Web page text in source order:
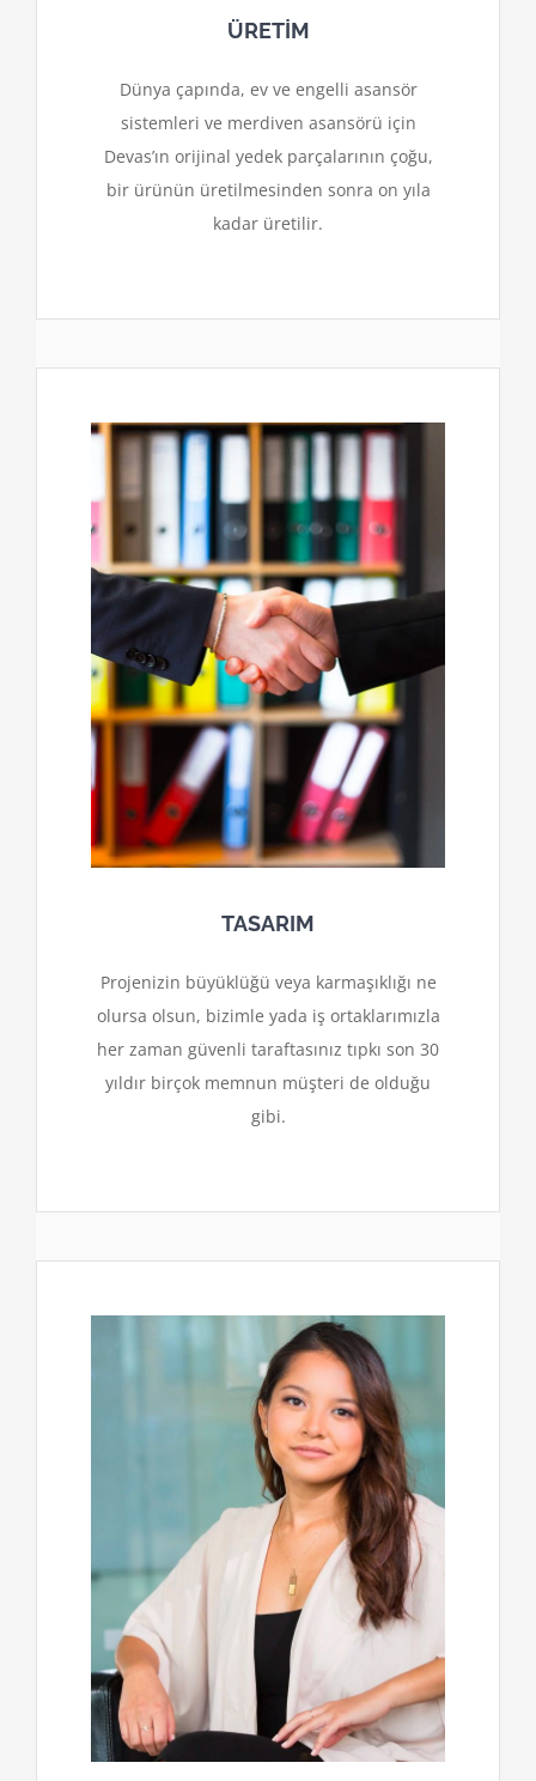
ÜRETİM
Dünya çapında, ev ve engelli asansör
sistemleri ve merdiven asansörü için
Devas’ın orijinal yedek parçalarının çoğu,
bir ürünün üretilmesinden sonra on yıla
kadar üretilir.
TASARIM
Projenizin büyüklüğü veya karmaşıklığı ne
olursa olsun, bizimle yada iş ortaklarımızla
her zaman güvenli taraftasınız tıpkı son 30
yıldır birçok memnun müşteri de olduğu
gibi.